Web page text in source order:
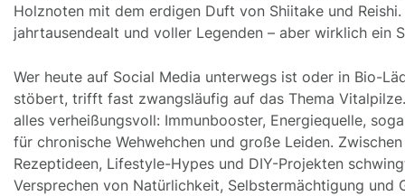
Holznoten mit dem erdigen Duft von Shiitake und
jahrtausendealt und voller Legenden – aber wirklich ein
Wer heute auf Social Media unterwegs ist oder in Bio-
stöbert, trifft fast zwangsläufig auf das Thema
alles verheißungsvoll: Immunbooster, Energiequelle,
für chronische Wehwehchen und große Leiden. Zwischen
Rezeptideen, Lifestyle-Hypes und DIY-Projekten
Versprechen von Natürlichkeit, Selbstermächtigung und